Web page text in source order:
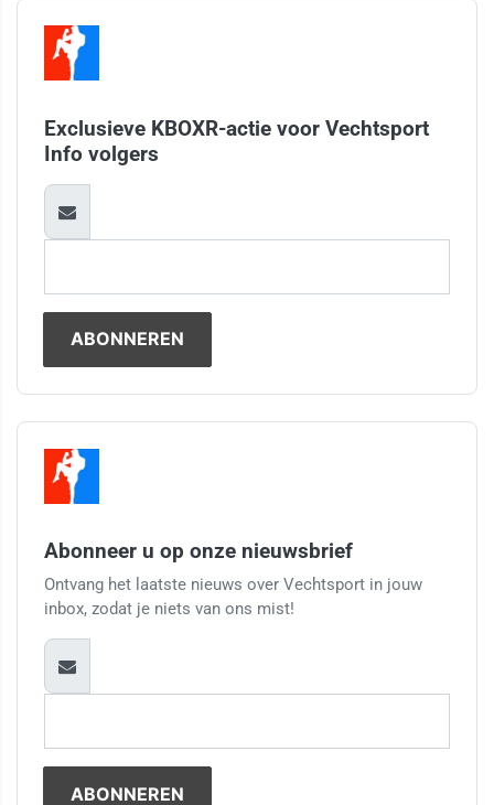
Exclusieve KBOXR-actie voor Vechtsport
Info volgers
Abonneer u op onze nieuwsbrief
Ontvang het laatste nieuws over Vechtsport in jouw
inbox, zodat je niets van ons mist!